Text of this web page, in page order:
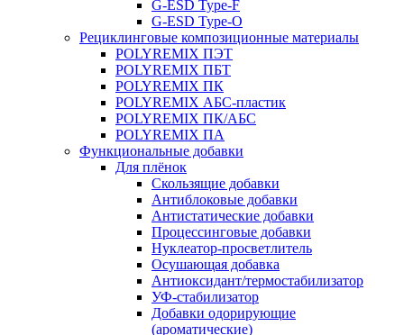
G-ESD Type-F
G-ESD Type-O
Рециклинговые композиционные материалы
POLYREMIX ПЭТ
POLYREMIX ПБТ
POLYREMIX ПК
POLYREMIX АБС-пластик
POLYREMIX ПК/АБС
POLYREMIX ПА
Функциональные добавки
Для плёнок
Скользящие добавки
Антиблоковые добавки
Антистатические добавки
Процессинговые добавки
Нуклеатор-просветлитель
Осушающая добавка
Антиоксидант/термостабилизатор
УФ-стабилизатор
Добавки одорирующие
(ароматические)